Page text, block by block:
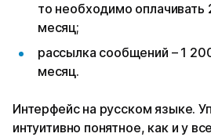
то необходимо
месяц;
рассылка сообщений – 1
месяц.
Интерфейс на русском языке.
интуитивно понятное, как и у